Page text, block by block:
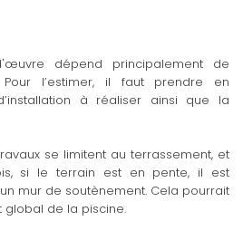
dépend principalement de
l’estimer, il faut prendre en
à réaliser ainsi que la
se limitent au terrassement, et
si le terrain est en pente, il est
mur de soutènement. Cela pourrait
de la piscine.